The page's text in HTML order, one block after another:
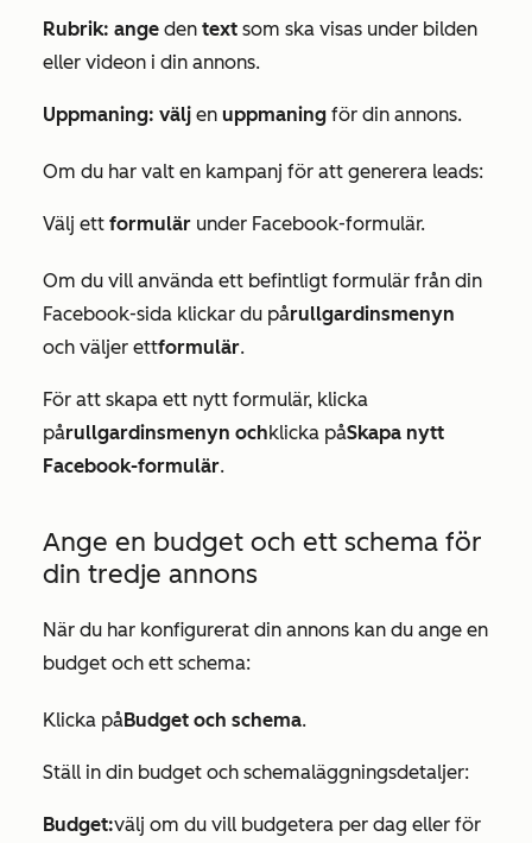
Rubrik: ange den text som ska visas under bilden
eller videon i din annons.
Uppmaning: välj en uppmaning för din annons.
Om du har valt en kampanj för att generera leads:
Välj ett formulär under Facebook-formulär.
Om du vill använda ett befintligt formulär från din
Facebook-sida klickar du pårullgardinsmenyn
och väljer ettformulär.
För att skapa ett nytt formulär, klicka
pårullgardinsmenyn ochklicka påSkapa nytt
Facebook-formulär.
Ange en budget och ett schema för
din tredje annons
När du har konfigurerat din annons kan du ange en
budget och ett schema:
Klicka påBudget och schema.
Ställ in din budget och schemaläggningsdetaljer:
Budget:välj om du vill budgetera per dag eller för